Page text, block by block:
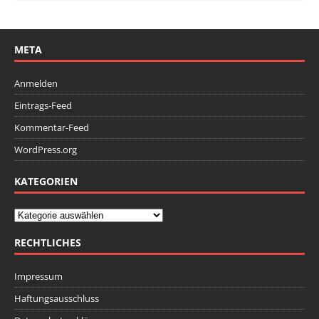
META
Anmelden
Eintrags-Feed
Kommentar-Feed
WordPress.org
KATEGORIEN
RECHTLICHES
Impressum
Haftungsausschluss